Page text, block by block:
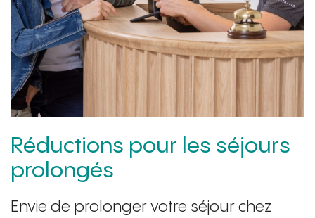
Réductions pour les séjours
prolongés
Envie de prolonger votre séjour chez